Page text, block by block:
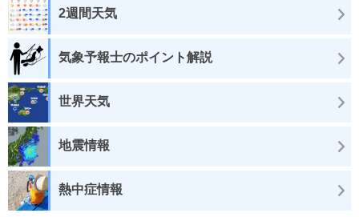
2週間天気
気象予報士のポイント解説
世界天気
地震情報
熱中症情報